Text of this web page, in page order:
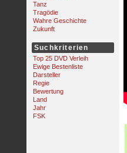
Tanz
Tragödie
Wahre Geschichte
Zukunft
Suchkriterien
Top 25 DVD Verleih
Ewige Bestenliste
Darsteller
Regie
Bewertung
Land
Jahr
FSK